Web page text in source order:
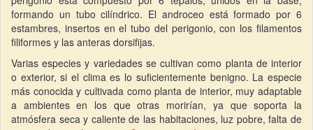
formando un tubo cilíndrico. El androceo está formado por 6
estambres, insertos en el tubo del perigonio, con los filamentos
filiformes y las anteras dorsifijas.
Varias especies y variedades se cultivan como planta de interior
o exterior, si el clima es lo suficientemente benigno. La especie
más conocida y cultivada como planta de interior, muy adaptable
a ambientes en los que otras morirían, ya que soporta la
atmósfera seca y caliente de las habitaciones, luz pobre, falta de